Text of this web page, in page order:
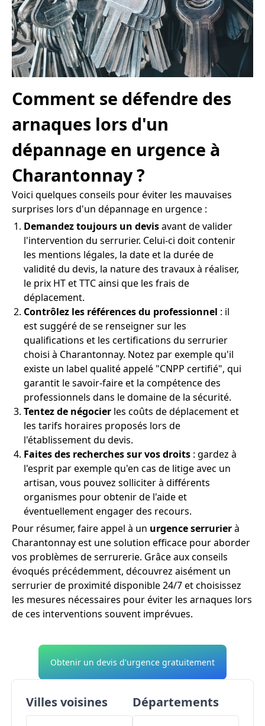
Comment se défendre des
arnaques lors d'un
dépannage en urgence à
Charantonnay ?
Voici quelques conseils pour éviter les mauvaises
surprises lors d'un dépannage en urgence :
Demandez toujours un devisavant de valider
l'intervention du serrurier. Celui-ci doit contenir
les mentions légales, la date et la durée de
validité du devis, la nature des travaux à réaliser,
le prix HT et TTC ainsi que les frais de
déplacement.
Contrôlez les références du professionnel : il
est suggéré de se renseigner sur les
qualifications et les certifications du serrurier
choisi à Charantonnay. Notez par exemple qu'il
existe un label qualité appelé "CNPP certifié", qui
garantit le savoir-faire et la compétence des
professionnels dans le domaine de la sécurité.
Tentez de négocier les coûts de déplacement et
les tarifs horaires proposés lors de
l'établissement du devis.
Faites des recherches sur vos droits : gardez à
l'esprit par exemple qu'en cas de litige avec un
artisan, vous pouvez solliciter à différents
organismes pour obtenir de l'aide et
éventuellement engager des recours.
Pour résumer, faire appel à un urgence serrurierà
Charantonnay est une solution efficace pour aborder
vos problèmes de serrurerie. Grâce aux conseils
évoqués précédemment, découvrez aisément un
serrurier de proximité disponible 24/7 et choisissez
les mesures nécessaires pour éviter les arnaques lors
de ces interventions souvent imprévues.
Obtenir un devis d'urgence gratuitement
Villes voisines Départements